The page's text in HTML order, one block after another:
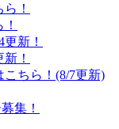
！
新！
！
ちら！(8/7更新)
集！